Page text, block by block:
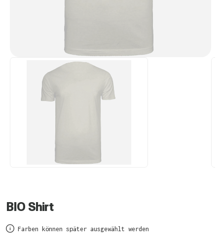
BIO Shirt
Farben können später ausgewählt werden